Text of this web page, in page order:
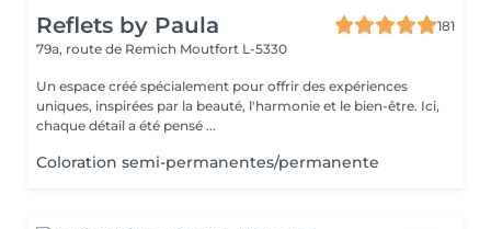
Reflets by Paula
181
79a, route de Remich Moutfort L-5330
Un espace créé spécialement pour offrir des expériences
uniques, inspirées par la beauté, l'harmonie et le bien-être. Ici,
chaque détail a été pensé ...
Coloration semi-permanentes/permanente